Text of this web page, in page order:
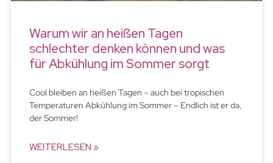
Warum wir an heißen Tagen
schlechter denken können und was
für Abkühlung im Sommer sorgt
Cool bleiben an heißen Tagen – auch bei tropischen
Temperaturen Abkühlung im Sommer – Endlich ist er da,
der Sommer!
WEITERLESEN »